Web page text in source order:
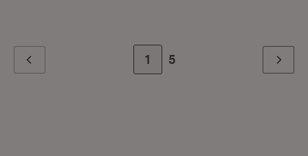
Zur Seite
1 Zur letzten Seite
5 Weiter